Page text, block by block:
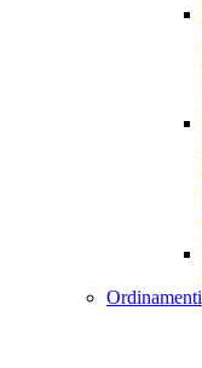
Ordinamenti